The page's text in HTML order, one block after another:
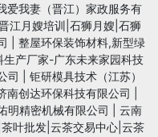
爱我妻（晋江）家政服务有
江月嫂培训|石狮月嫂|石狮
整屋环保装饰材料,新型绿
产厂家-广东未来家园科技
司
钜研模具技术（江苏）
南创达环保科技有限公司
明精密机械有限公司
云南
叶批发|云茶交易中心|云茶